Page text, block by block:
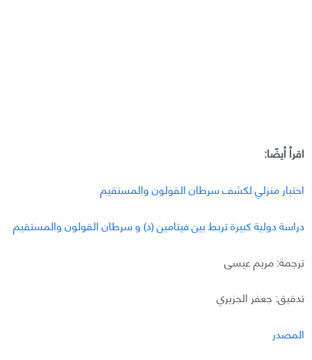
اقرأ أيضًا:
اختبار منزلي لكشف سرطان القولون والمستقيم
دراسة دولية كبيرة تربط بين فيتامين (د) و سرطان القولون والمستقيم
ترجمة: مريم عيسى
تدقيق: جعفر الجزيري
المصدر